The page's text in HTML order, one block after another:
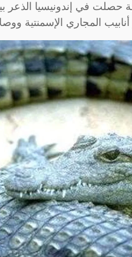
حصلت في إندونيسيا
المجاري الإسمنتية